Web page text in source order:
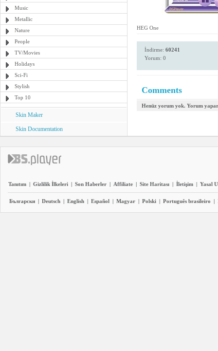
Music
Metallic
Nature
People
TV/Movies
Holidays
Sci-Fi
Stylish
Top 10
Skin Maker
Skin Documentation
HEG One
İndirme: 60241
Yorum: 0
Comments
Henüz yorum yok. Yorum
Tanıtım | Gizlilik İlkeleri | Son Haberler | Affiliate | Site Haritası | İletişim | Yasal
Български | Deutsch | English | Español | Magyar | Polski | Português brasileiro |